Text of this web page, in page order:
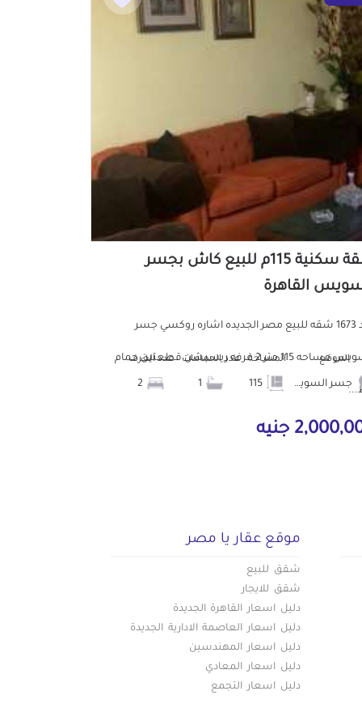
شقة سكنية 115م للبيع كاش بجسر
القاهرة
كود 1673 شقه للبيع مصر الجديده اشاره روكسي جسر
السويس مساحه 115 متر 2 غرفه ريسبشن قطعتين حمام الموقع
جسر السويس
المساحة عدد الحمامات عدد الغرف
جنيه
موقع عقار يا مصر
شقق للبيع
شقق للايجار
دليل اسعار القاهرة الجديدة
دليل اسعار العاصمة الادارية الجديدة
دليل اسعار المهندسين
دليل اسعار المعادي
دليل اسعار التجمع